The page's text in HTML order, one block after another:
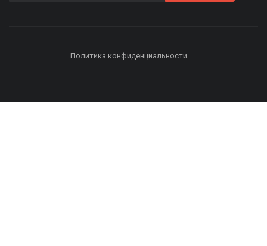
Политика конфиденциальности